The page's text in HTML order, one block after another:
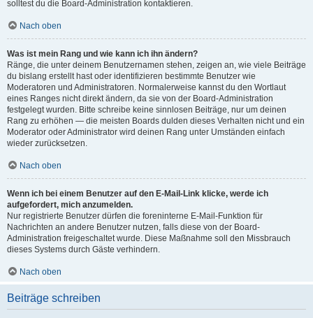
solltest du die Board-Administration kontaktieren.
Nach oben
Was ist mein Rang und wie kann ich ihn ändern?
Ränge, die unter deinem Benutzernamen stehen, zeigen an, wie viele Beiträge
du bislang erstellt hast oder identifizieren bestimmte Benutzer wie
Moderatoren und Administratoren. Normalerweise kannst du den Wortlaut
eines Ranges nicht direkt ändern, da sie von der Board-Administration
festgelegt wurden. Bitte schreibe keine sinnlosen Beiträge, nur um deinen
Rang zu erhöhen — die meisten Boards dulden dieses Verhalten nicht und ein
Moderator oder Administrator wird deinen Rang unter Umständen einfach
wieder zurücksetzen.
Nach oben
Wenn ich bei einem Benutzer auf den E-Mail-Link klicke, werde ich
aufgefordert, mich anzumelden.
Nur registrierte Benutzer dürfen die foreninterne E-Mail-Funktion für
Nachrichten an andere Benutzer nutzen, falls diese von der Board-
Administration freigeschaltet wurde. Diese Maßnahme soll den Missbrauch
dieses Systems durch Gäste verhindern.
Nach oben
Beiträge schreiben